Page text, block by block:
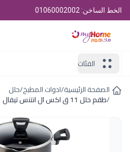
الخط الساخن: 01060002002
الفئات
الصفحة الرئيسية/ادوات المطبخ/حلل
/طقم حلل 11 ق اكس ال انتنس تيفال